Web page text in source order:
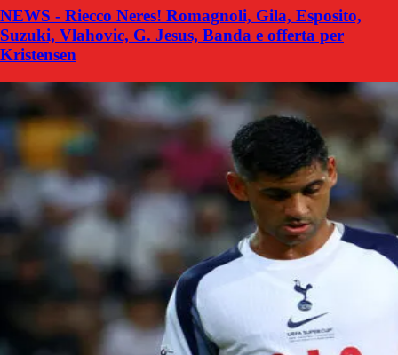
NEWS - Riecco Neres! Romagnoli, Gila, Esposito,
Suzuki, Vlahovic, G. Jesus, Banda e offerta per
Kristensen